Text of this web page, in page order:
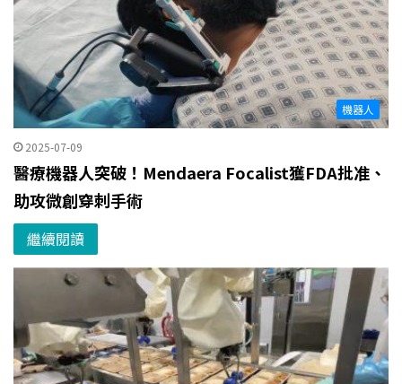
機器人
2025-07-09
醫療機器人突破！Mendaera Focalist獲FDA批准、
助攻微創穿刺手術
繼續閱讀